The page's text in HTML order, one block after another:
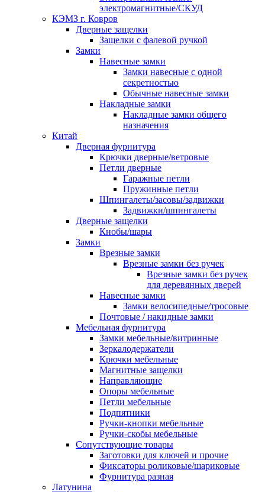
электромагнитные/СКУД
КЭМЗ г. Ковров
Дверные защелки
Защелки с фалевой ручкой
Замки
Навесные замки
Замки навесные с одной
секретностью
Обычные навесные замки
Накладные замки
Накладные замки общего
назначения
Китай
Дверная фурнитура
Крючки дверные/ветровые
Петли дверные
Гаражные петли
Пружинные петли
Шпингалеты/засовы/задвижки
Задвижки/шпингалеты
Дверные защелки
Кнобы/шары
Замки
Врезные замки
Врезные замки без ручек
Врезные замки без ручек
для деревянных дверей
Навесные замки
Замки велосипедные/тросовые
Почтовые / накидные замки
Мебельная фурнитура
Замки мебельные/витринные
Зеркалодержатели
Крючки мебельные
Магнитные защелки
Направляющие
Опоры мебельные
Петли мебельные
Подпятники
Ручки-кнопки мебельные
Ручки-скобы мебельные
Сопутствующие товары
Заготовки для ключей и прочие
Фиксаторы роликовые/шариковые
Фурнитура разная
Латунина